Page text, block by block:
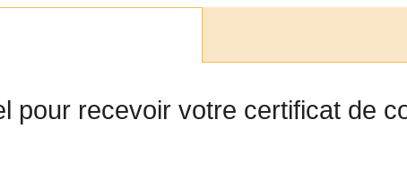
pour recevoir votre certificat de